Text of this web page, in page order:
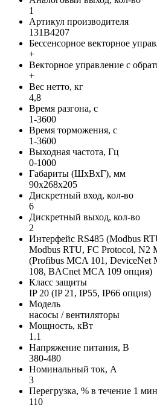
1
Артикул производителя
131B4207
Бессенсорное векторное
+
Векторное управление с
+
Вес нетто, кг
4,8
Время разгона, с
1-3600
Время торможения, с
1-3600
Выходная частота, Гц
0-1000
Габариты (ШхВхГ), мм
90x268x205
Дискретный вход, кол-во
6
Дискретный выход, кол-во
2
Интерфейс RS485 (Modbus
Modbus RTU, FC Protocol, N2
(Profibus MCA 101, DeviceNet
108, BACnet MCA 109 опция)
Класс защиты
IP 20 (IP 21, IP55, IP66 опция)
Модель
насосы / вентиляторы
Мощность, кВт
1.1
Напряжение питания, В
380-480
Номинальный ток, А
3
Перегрузка, % в течение 1
110